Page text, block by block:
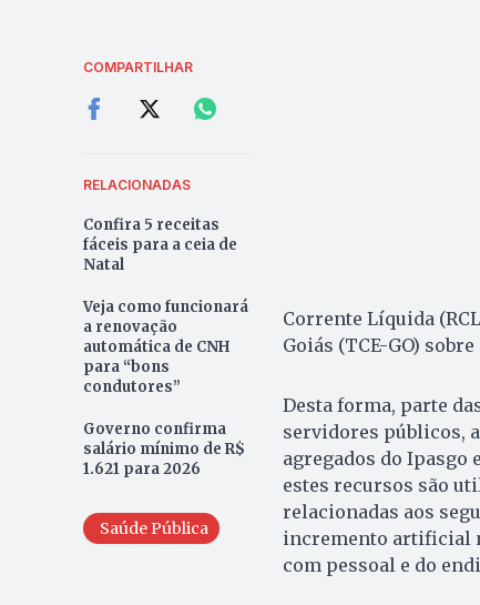
COMPARTILHAR
RELACIONADAS
Confira 5 receitas
fáceis para a ceia de
Natal
Veja como funcionará
a renovação
automática de CNH
para “bons
condutores”
Governo confirma
salário mínimo de R$
1.621 para 2026
Saúde Pública
Corrente Líquida
Goiás (TCE-GO)
Desta forma, parte
servidores públicos,
agregados do Ipasgo
estes recursos são
relacionadas aos
incremento artificial
com pessoal e do